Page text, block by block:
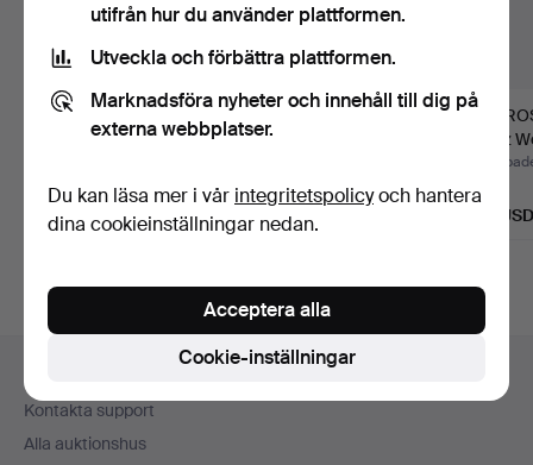
FARTYGSKOMPASS,
GW Lyth AB,
Värdering
155 USD
Tester.
20 bud
217 USD
Leitz
1 bud
48 USD
Sidfotsnavigation
Kontakta support
Alla auktionshus
utifrån hur du använder plattformen.
Utveckla och förbättra plattformen.
Marknadsföra nyheter och innehåll till dig på
externa webbplatser.
Du kan läsa mer i vår integritetspolicyoch hantera
dina cookieinställningar nedan.
Cookie-inställningar
Acceptera alla